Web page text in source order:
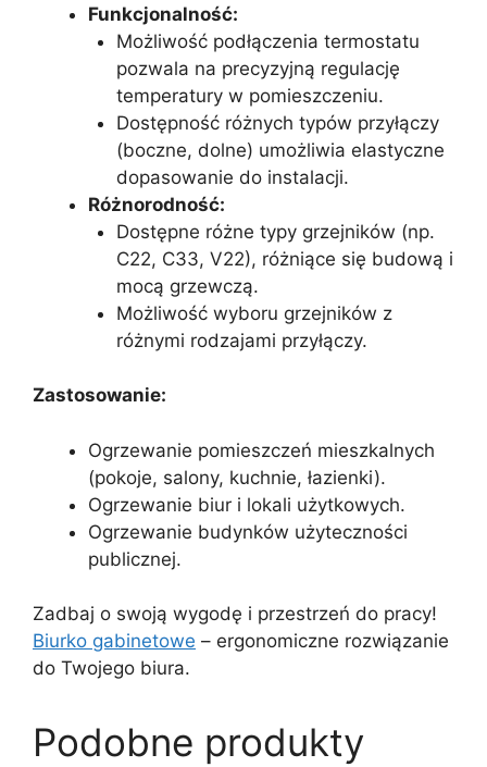
Funkcjonalność:
Możliwość podłączenia termostatu
pozwala na precyzyjną regulację
temperatury w pomieszczeniu.
Dostępność różnych typów przyłączy
(boczne, dolne) umożliwia elastyczne
dopasowanie do instalacji.
Różnorodność:
Dostępne różne typy grzejników (np.
C22, C33, V22), różniące się budową i
mocą grzewczą.
Możliwość wyboru grzejników z
różnymi rodzajami przyłączy.
Zastosowanie:
Ogrzewanie pomieszczeń mieszkalnych
(pokoje, salony, kuchnie, łazienki).
Ogrzewanie biur i lokali użytkowych.
Ogrzewanie budynków użyteczności
publicznej.
Zadbaj o swoją wygodę i przestrzeń do pracy!
Biurko gabinetowe – ergonomiczne rozwiązanie
do Twojego biura.
Podobne produkty